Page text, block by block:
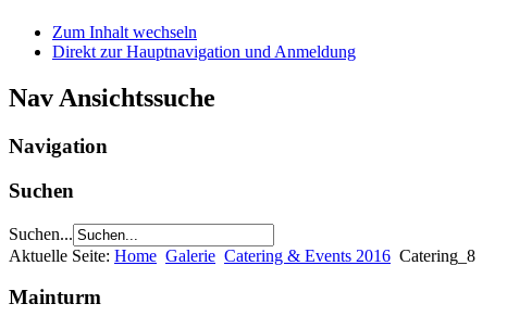
Zum Inhalt wechseln
Direkt zur Hauptnavigation und Anmeldung
Nav Ansichtssuche
Navigation
Suchen
Suchen...
Aktuelle Seite: Home Galerie Catering & Events 2016 Catering_8
Mainturm